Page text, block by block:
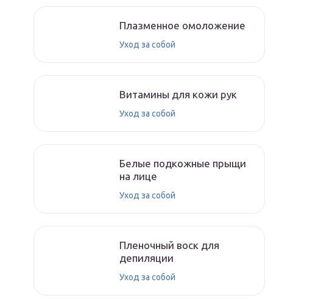
Плазменное омоложение
Уход за собой
Витамины для кожи рук
Уход за собой
Белые подкожные прыщи
на лице
Уход за собой
Пленочный воск для
депиляции
Уход за собой